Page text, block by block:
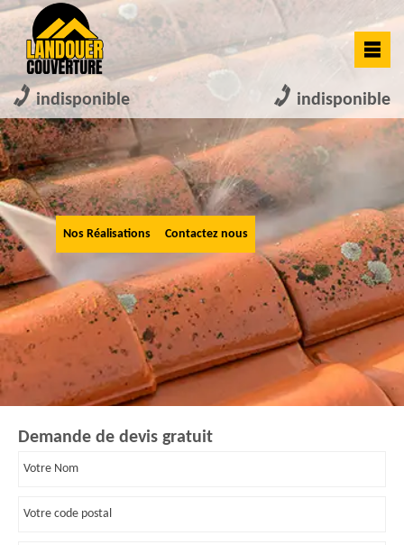
indisponible indisponible
Nos Réalisations Contactez nous
Demande de devis gratuit